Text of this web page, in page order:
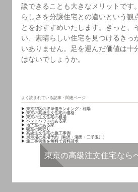
談できることも大きなメリットです
らしさを分譲住宅との違いという観
とをおすすめいたします。きっと、
い、素晴らしい住宅を見つけるきっ
いありません。足を運んだ価値は十
はないでしょうか。
よく読まれている記事・関連ページ
▶ 東京23区の坪単価ランキング・相場
▶ 東京の高級注文住宅の価格
▶ 東京の注文住宅の相場
▶ ペントハウスのある家
▶ 地下室のある家
▶ 寝室の間取り
▶ 高級注文住宅の施工事例
▶ 展示場の来場予約（駒沢・瀬田・二子玉川）
▶ 施工事例集を無料で資料請求
東京の高級注文住宅なら